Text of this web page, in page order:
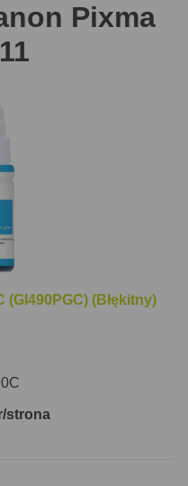
Pixma
(GI490PGC) (Błękitny)
strona